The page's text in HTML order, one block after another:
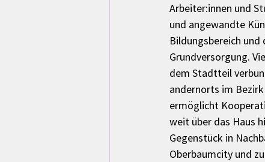
Arbeiter:innen und
und angewandte
Bildungsbereich
Grundversorgung.
dem Stadtteil
andernorts im
ermöglicht
weit über das Haus
Gegenstück in
Oberbaumcity und